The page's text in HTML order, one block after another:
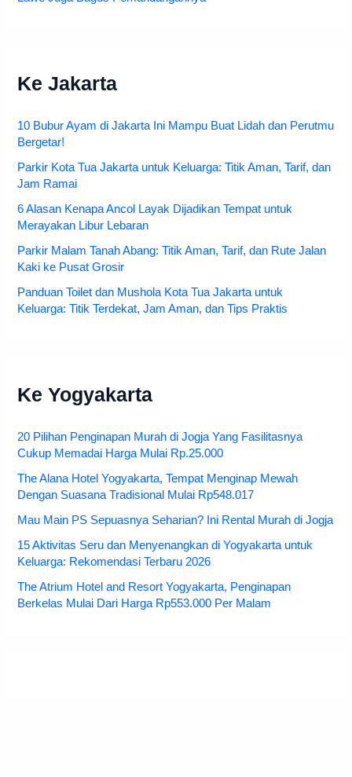
Ke Jakarta
10 Bubur Ayam di Jakarta Ini Mampu Buat Lidah dan Perutmu
Bergetar!
Parkir Kota Tua Jakarta untuk Keluarga: Titik Aman, Tarif, dan
Jam Ramai
6 Alasan Kenapa Ancol Layak Dijadikan Tempat untuk
Merayakan Libur Lebaran
Parkir Malam Tanah Abang: Titik Aman, Tarif, dan Rute Jalan
Kaki ke Pusat Grosir
Panduan Toilet dan Mushola Kota Tua Jakarta untuk
Keluarga: Titik Terdekat, Jam Aman, dan Tips Praktis
Ke Yogyakarta
20 Pilihan Penginapan Murah di Jogja Yang Fasilitasnya
Cukup Memadai Harga Mulai Rp.25.000
The Alana Hotel Yogyakarta, Tempat Menginap Mewah
Dengan Suasana Tradisional Mulai Rp548.017
Mau Main PS Sepuasnya Seharian? Ini Rental Murah di Jogja
15 Aktivitas Seru dan Menyenangkan di Yogyakarta untuk
Keluarga: Rekomendasi Terbaru 2026
The Atrium Hotel and Resort Yogyakarta, Penginapan
Berkelas Mulai Dari Harga Rp553.000 Per Malam